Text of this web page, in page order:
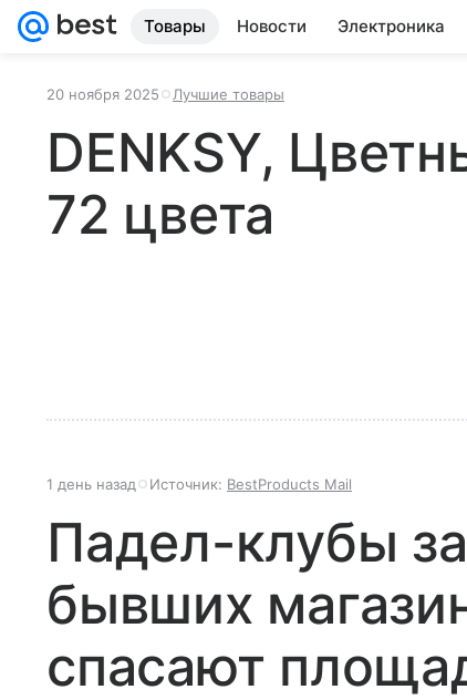
Товары Новости Электроника
20 ноября 2025 Лучшие товары
DENKSY,
72 цвета
1 день назад Источник: BestProducts Mail
Падел-клубы
бывших
спасают